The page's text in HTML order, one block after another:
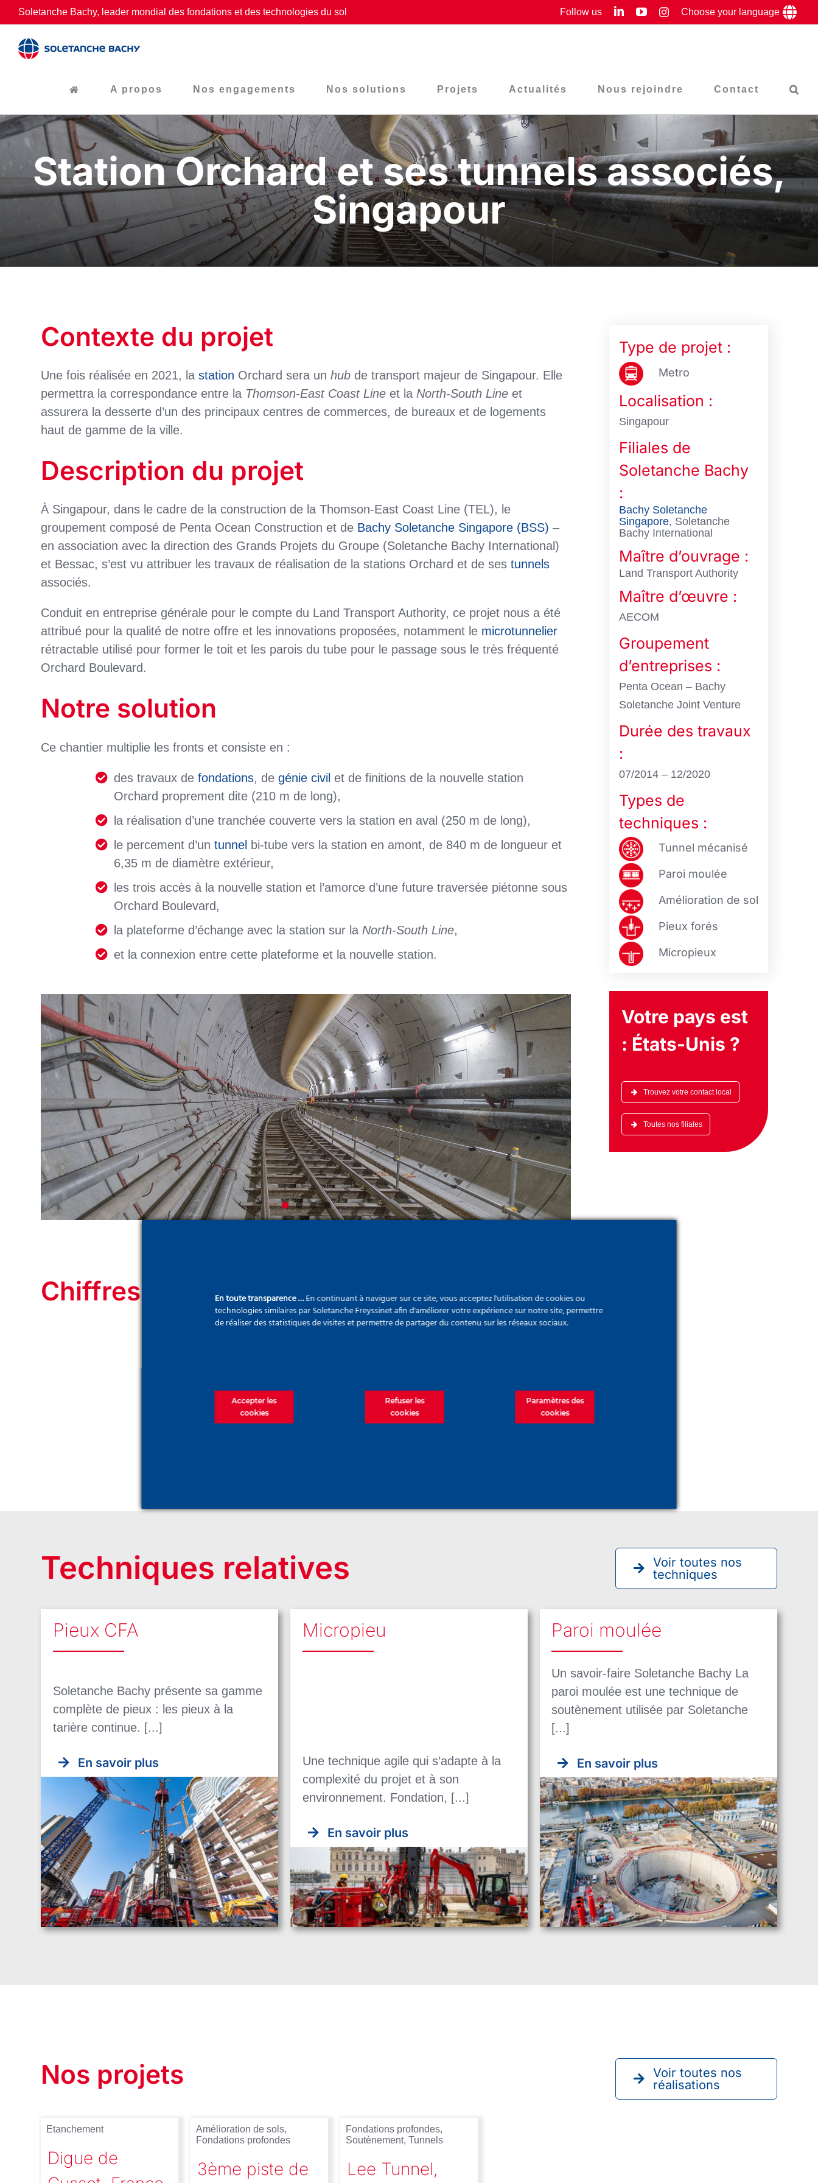
Passer
au
contenu
Soletanche Bachy, leader mondial des fondations et des technologies du sol Follow us LinkedInYouTubeInstagram
Choose your language
A propos Nos engagements Nos solutions Projets Actualités Nous rejoindre Contact
Station Orchard et ses tunnels associés,
Singapour
Contexte du projet
Une fois réalisée en 2021, lastation Orchard sera unhub de transport majeur de Singapour. Elle
permettra la correspondance entre la Thomson-East Coast Line et la North-South Line et
assurera la desserte d’un des principaux centres de commerces, de bureaux et de logements
haut de gamme de la ville.
Description du projet
À Singapour, dans le cadre de la construction de la Thomson-East Coast Line (TEL), le
groupement composé de Penta Ocean Construction et de Bachy Soletanche Singapore (BSS) –
en association avec la direction des Grands Projets du Groupe (Soletanche Bachy International)
et Bessac, s’est vu attribuer les travaux de réalisation de la stations Orchard et de sestunnels
associés.
Conduit en entreprise générale pour le compte du Land Transport Authority, ce projet nous a été
attribué pour la qualité de notre offre et les innovations proposées, notamment le microtunnelier
rétractable utilisé pour former le toit et les parois du tube pour le passage sous le très fréquenté
Orchard Boulevard.
Notre solution
Ce chantier multiplie les fronts et consiste en :
des travaux defondations, degénie civil et de finitions de la nouvelle station
Orchard proprement dite (210 m de long),
la réalisation d’une tranchée couverte vers la station en aval (250 m de long),
le percement d’untunnel bi-tube vers la station en amont, de 840 m de longueur et
6,35 m de diamètre extérieur,
les trois accès à la nouvelle station et l’amorce d’une future traversée piétonne sous
Orchard Boulevard,
la plateforme d’échange avec la station sur la North-South Line,
et la connexion entre cette plateforme et la nouvelle station.
Type de projet :
Metro
Localisation :
Singapour
Filiales de
Soletanche Bachy
:
Bachy Soletanche
Singapore, Soletanche
Bachy International
Maître d’ouvrage :
Land Transport Authority
Maître d’œuvre :
AECOM
Groupement
d’entreprises :
Penta Ocean – Bachy
Soletanche Joint Venture
Durée des travaux
:
07/2014 – 12/2020
Types de
techniques :
Tunnel mécanisé
Paroi moulée
Amélioration de sol
Pieux forés
Micropieux
Votre pays est
: États-Unis ?
Trouvez votre contact local
Toutes nos filiales
Chiffres-clés du projet
moulées,
moulés et
840m
Techniques relatives
Voir toutes nos
techniques
Pieux CFA
Soletanche Bachy présente sa gamme
complète de pieux : les pieux à la
tarière continue. [...]
En savoir plus
Micropieu
Une technique agile qui s’adapte à la
complexité du projet et à son
environnement. Fondation, [...]
En savoir plus
Paroi moulée
Un savoir-faire Soletanche Bachy La
paroi moulée est une technique de
soutènement utilisée par Soletanche
[...]
En savoir plus
Nos projets
Voir toutes nos
réalisations
Etanchement
Digue de
Amélioration de sols,
Fondations profondes
3ème piste de
Fondations profondes,
Soutènement, Tunnels
Lee Tunnel,
En toute transparence …En continuant à naviguer sur ce site, vous acceptez l'utilisation de cookies ou
technologies similaires par Soletanche Freyssinet afin d'améliorer votre expérience sur notre site, permettre
de réaliser des statistiques de visites et permettre de partager du contenu sur les réseaux sociaux.
Accepter les
cookies
Refuser les
cookies
Paramètres des
cookies